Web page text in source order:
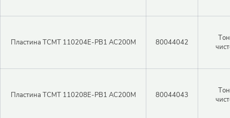
Пластина TCMT 110204E-PB1 AC200M 80044042
Пластина TCMT 110208E-PB1 AC200M 80044043